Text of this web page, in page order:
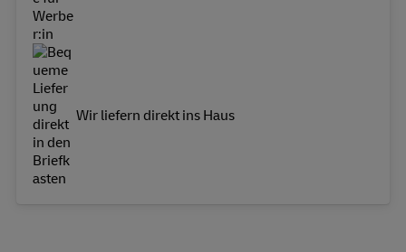
Wir liefern direkt ins Haus